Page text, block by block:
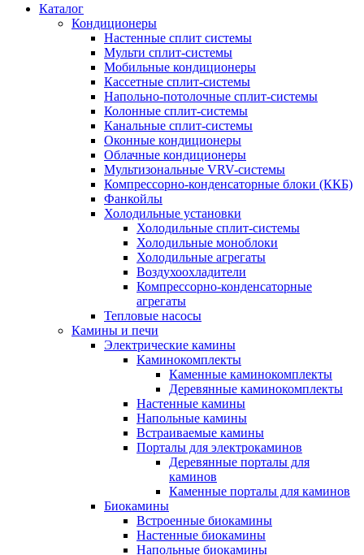
Каталог
Кондиционеры
Настенные сплит системы
Мульти сплит-системы
Мобильные кондиционеры
Кассетные сплит-системы
Напольно-потолочные сплит-системы
Колонные сплит-системы
Канальные сплит-системы
Оконные кондиционеры
Облачные кондиционеры
Мультизональные VRV-системы
Компрессорно-конденсаторные блоки (ККБ)
Фанкойлы
Холодильные установки
Холодильные сплит-системы
Холодильные моноблоки
Холодильные агрегаты
Воздухоохладители
Компрессорно-конденсаторные
агрегаты
Тепловые насосы
Камины и печи
Электрические камины
Каминокомплекты
Каменные каминокомплекты
Деревянные каминокомплекты
Настенные камины
Напольные камины
Встраиваемые камины
Порталы для электрокаминов
Деревянные порталы для
каминов
Каменные порталы для каминов
Биокамины
Встроенные биокамины
Настенные биокамины
Напольные биокамины